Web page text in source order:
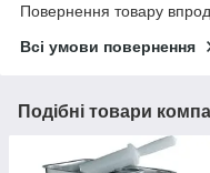
Повернення товару
Всі умови повернення
Подібні товари